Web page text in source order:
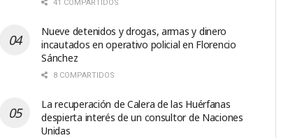
41 COMPARTIDOS
Nueve detenidos y drogas, armas y dinero
incautados en operativo policial en Florencio
Sánchez
8 COMPARTIDOS
La recuperación de Calera de las Huérfanas
despierta interés de un consultor de Naciones
Unidas